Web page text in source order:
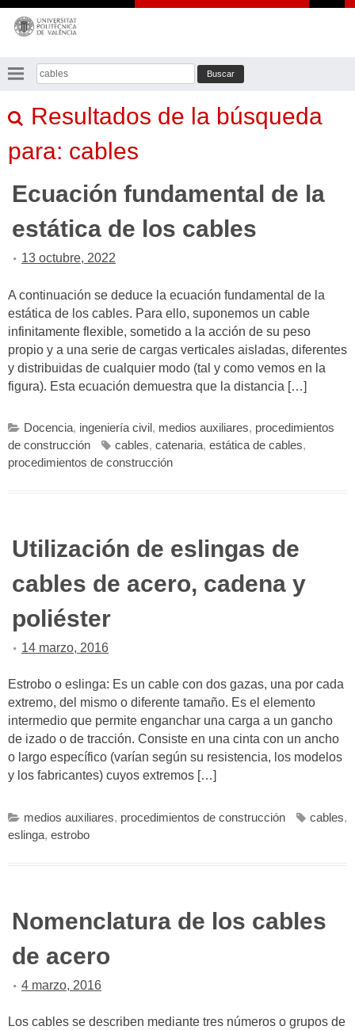
Saltar
contenido
Buscar:
Resultados de la búsqueda
para: cables
Ecuación fundamental de la
estática de los cables
13 octubre, 2022
A continuación se deduce la ecuación fundamental de la
estática de los cables. Para ello, suponemos un cable
infinitamente flexible, sometido a la acción de su peso
propio y a una serie de cargas verticales aisladas, diferentes
y distribuidas de cualquier modo (tal y como vemos en la
figura). Esta ecuación demuestra que la distancia […]
Docencia, ingeniería civil , medios auxiliares, procedimientos
de construcción
cables, catenaria, estática de cables,
procedimientos de construcción
Utilización de eslingas de
cables de acero, cadena y
poliéster
14 marzo, 2016
Estrobo o eslinga: Es un cable con dos gazas, una por cada
extremo, del mismo o diferente tamaño. Es el elemento
intermedio que permite enganchar una carga a un gancho
de izado o de tracción. Consiste en una cinta con un ancho
o largo específico (varían según su resistencia, los modelos
y los fabricantes) cuyos extremos […]
medios auxiliares, procedimientos de construcción cables,
eslinga, estrobo
Nomenclatura de los cables
de acero
4 marzo, 2016
Los cables se describen mediante tres números o grupos de